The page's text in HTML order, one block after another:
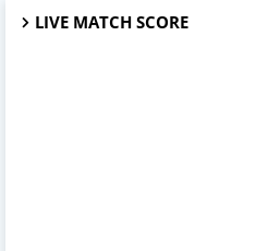
LIVE MATCH SCORE